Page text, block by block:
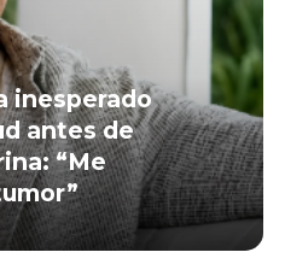
inesperado
antes de
“Me